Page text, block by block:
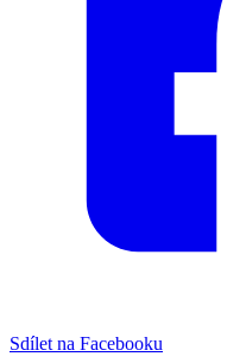
Sdílet na Facebooku